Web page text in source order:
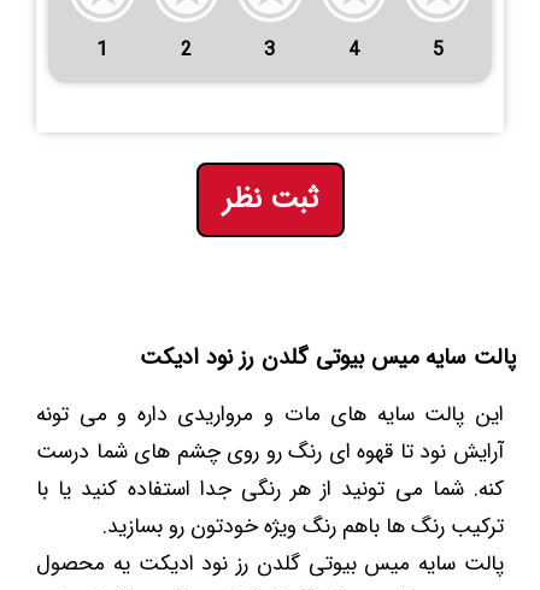
1 2 3 4 5
ثبت نظر
پالت سایه میس بیوتی گلدن رز نود ادیکت
این پالت سایه های مات و مرواریدی داره و می تونه
آرایش نود تا قهوه ای رنگ رو روی چشم های شما درست
کنه. شما می تونید از هر رنگی جدا استفاده کنید یا با
ترکیب رنگ ها باهم رنگ ویژه خودتون رو بسازید.
پالت سایه میس بیوتی گلدن رز نود ادیکت یه محصول